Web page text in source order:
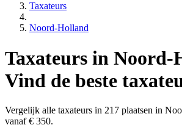
Taxateurs
Noord-Holland
Taxateurs in Noord-
Vind de beste
Vergelijk alle taxateurs in 217 plaatsen in
vanaf € 350.